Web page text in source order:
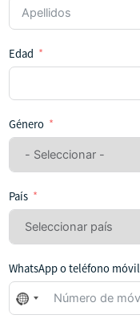
Edad
Género
País
WhatsApp o teléfono móvil
No
se